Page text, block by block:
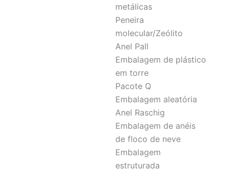
metálicas
Peneira
molecular/Zeólito
Anel Pall
Embalagem de plástico
em torre
Pacote Q
Embalagem aleatória
Anel Raschig
Embalagem de anéis
de floco de neve
Embalagem
estruturada